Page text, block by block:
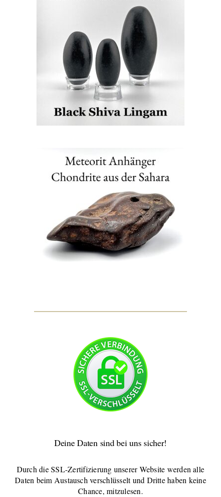
Deine Daten sind bei uns sicher!
Durch die SSL-Zertifizierung unserer Website werden alle
Daten beim Austausch verschlüsselt und Dritte haben keine
Chance, mitzulesen.